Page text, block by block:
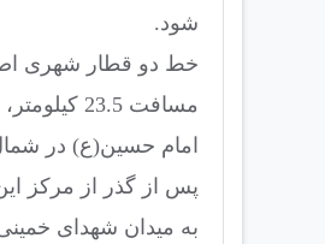
شود.
خط دو قطار شهری
مسافت 23.5
امام حسین(ع) در
پس از گذر از مرکز
به میدان شهدای